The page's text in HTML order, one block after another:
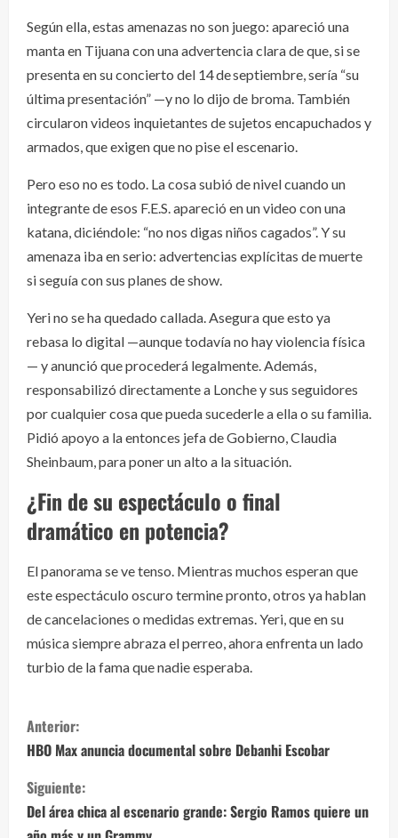
Según ella, estas amenazas no son juego: apareció una
manta en Tijuana con una advertencia clara de que, si se
presenta en su concierto del 14 de septiembre, sería “su
última presentación” —y no lo dijo de broma. También
circularon videos inquietantes de sujetos encapuchados y
armados, que exigen que no pise el escenario.
Pero eso no es todo. La cosa subió de nivel cuando un
integrante de esos F.E.S. apareció en un video con una
katana, diciéndole: “no nos digas niños cagados”. Y su
amenaza iba en serio: advertencias explícitas de muerte
si seguía con sus planes de show.
Yeri no se ha quedado callada. Asegura que esto ya
rebasa lo digital —aunque todavía no hay violencia física
— y anunció que procederá legalmente. Además,
responsabilizó directamente a Lonche y sus seguidores
por cualquier cosa que pueda sucederle a ella o su familia.
Pidió apoyo a la entonces jefa de Gobierno, Claudia
Sheinbaum, para poner un alto a la situación.
¿Fin de su espectáculo o final
dramático en potencia?
El panorama se ve tenso. Mientras muchos esperan que
este espectáculo oscuro termine pronto, otros ya hablan
de cancelaciones o medidas extremas. Yeri, que en su
música siempre abraza el perreo, ahora enfrenta un lado
turbio de la fama que nadie esperaba.
S
i
g
Anterior:
HBO Max anuncia documental sobre Debanhi Escobar
Siguiente:
Del área chica al escenario grande: Sergio Ramos quiere un